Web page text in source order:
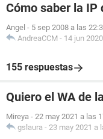
Cómo saber la IP
Angel - 5 sep 2008 a las
AndreaCCM - 14 jun
155 respuestas
Quiero el WA de
Mireya - 22 may 2021 a las
gslaura - 23 may 2021 a